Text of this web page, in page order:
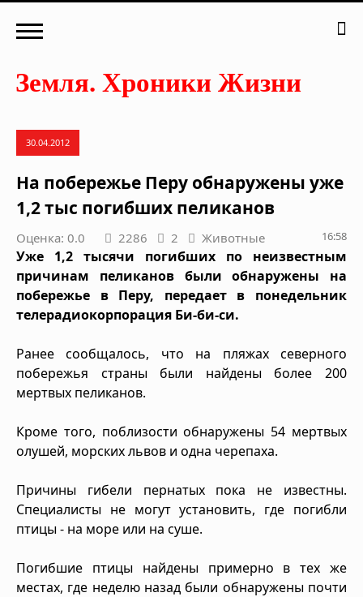
30.04.2012
На побережье Перу обнаружены уже
1,2 тыс погибших пеликанов
Оценка: 0.0 2286 2 Животные 16:58
Уже 1,2 тысячи погибших по неизвестным
причинам пеликанов были обнаружены на
побережье в Перу, передает в понедельник
телерадиокорпорация Би-би-си.
Ранее сообщалось, что на пляжах северного
побережья страны были найдены более 200
мертвых пеликанов.
Кроме того, поблизости обнаружены 54 мертвых
олушей, морских львов и одна черепаха.
Причины гибели пернатых пока не известны.
Специалисты не могут установить, где погибли
птицы - на море или на суше.
Погибшие птицы найдены примерно в тех же
местах, где неделю назад были обнаружены почти